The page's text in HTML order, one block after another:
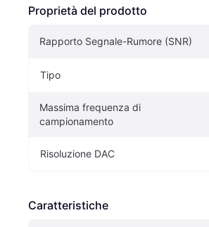
Proprietà del prodotto
Rapporto Segnale-Rumore (SNR)
Tipo
Massima frequenza di
campionamento
Risoluzione DAC
Caratteristiche